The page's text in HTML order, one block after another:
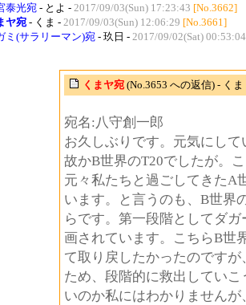
泰光宛 - とよ - 2017/09/03(Sun) 17:23:43 [No.3662]
ヤ宛 - くま - 2017/09/03(Sun) 12:06:29 [No.3661]
ミ(サラリーマン)宛 - 玖日 - 2017/09/02(Sat) 00:53:04
くまヤ宛 (No.3653 への返信) - くま
宛名:八守創一郎
お久しぶりです。元気にし
故かB世界のT20でしたが。
元々私たちと過ごしてきたA
います。と言うのも、B世界
らです。第一段階としてダ
画されています。こちらB世
て取り戻したかったのです
ため、段階的に救出してい
いのか私にはわかりません